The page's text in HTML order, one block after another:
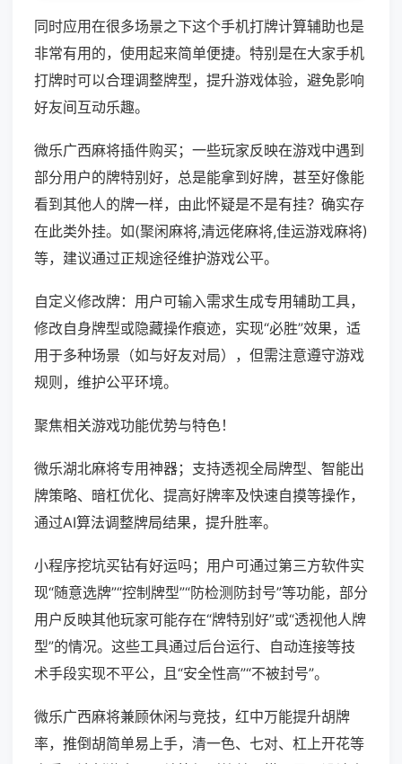
同时应用在很多场景之下这个手机打牌计算辅助也是
非常有用的，使用起来简单便捷。特别是在大家手机
打牌时可以合理调整牌型，提升游戏体验，避免影响
好友间互动乐趣。
微乐广西麻将插件购买；一些玩家反映在游戏中遇到
部分用户的牌特别好，总是能拿到好牌，甚至好像能
看到其他人的牌一样，由此怀疑是不是有挂？确实存
在此类外挂。如(聚闲麻将,清远佬麻将,佳运游戏麻将)
等，建议通过正规途径维护游戏公平。
自定义修改牌：用户可输入需求生成专用辅助工具，
修改自身牌型或隐藏操作痕迹，实现“必胜”效果，适
用于多种场景（如与好友对局），但需注意遵守游戏
规则，维护公平环境。
聚焦相关游戏功能优势与特色！
微乐湖北麻将专用神器；支持透视全局牌型、智能出
牌策略、暗杠优化、提高好牌率及快速自摸等操作，
通过AI算法调整牌局结果，提升胜率。
小程序挖坑买钻有好运吗；用户可通过第三方软件实
现“随意选牌”“控制牌型”“防检测防封号”等功能，部分
用户反映其他玩家可能存在“牌特别好”或“透视他人牌
型”的情况。这些工具通过后台运行、自动连接等技
术手段实现不平公，且“安全性高”“不被封号”。
微乐广西麻将兼顾休闲与竞技，红中万能提升胡牌
率，推倒胡简单易上手，清一色、七对、杠上开花等